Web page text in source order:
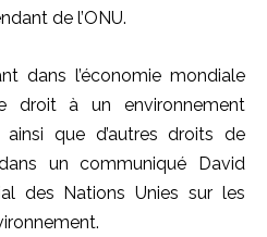
de l’ONU.
dans l’économie mondiale
droit à un environnement
que d’autres droits de
un communiqué David
des Nations Unies sur les